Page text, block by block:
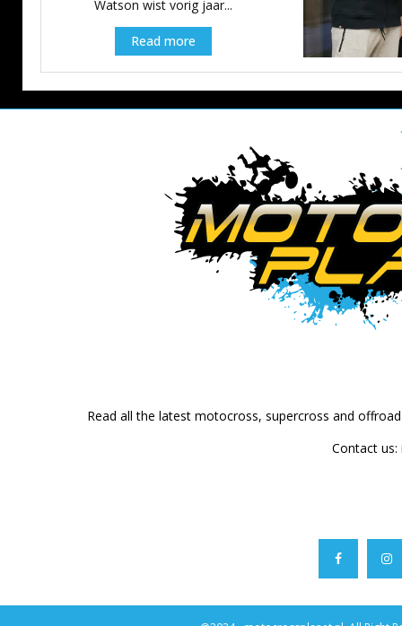
Watson wist vorig jaar...
Read more
Read all the latest motocross, supercross and
Contact us: